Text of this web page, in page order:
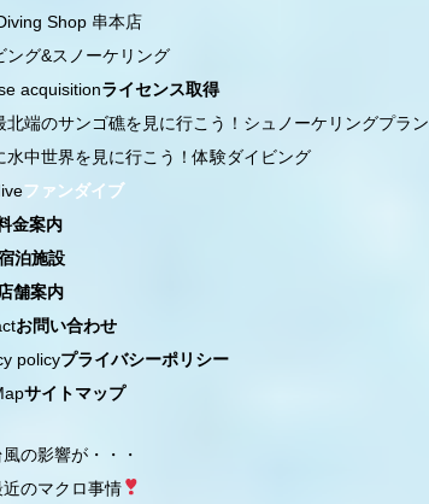
Shop 串本店
ング&スノーケリング
acquisitionライセンス取得
北端のサンゴ礁を見に行こう！シュノーケリングプラン
水中世界を見に行こう！体験ダイビング
ファンダイブ
金案内
泊施設
店舗案内
お問い合わせ
policyプライバシーポリシー
サイトマップ
風の影響が・・・
近のマクロ事情